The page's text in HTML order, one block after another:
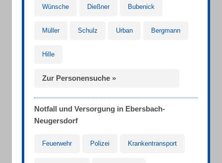
Wünsche Dießner Bubenick
Müller Schulz Urban Bergmann
Hille
Zur Personensuche »
Notfall und Versorgung in Ebersbach-
Neugersdorf
Feuerwehr Polizei Krankentransport